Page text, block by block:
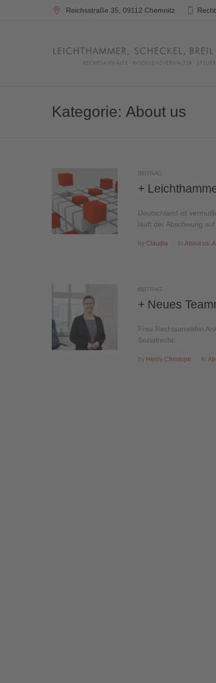
Reichsstraße 35, 09112 Chemnitz
Kategorie: About us
BEITRAG
+
Deutschland ist
läuft der Abschwung auf
by Claudia In About us,
BEITRAG
+ Neues
Frau Rechtsanwältin
Sozialrecht ...
by Henry Christoph In